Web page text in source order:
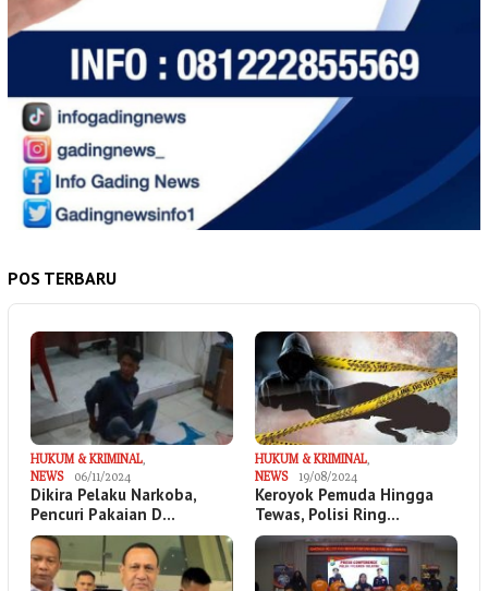
POS TERBARU
HUKUM & KRIMINAL
NEWS
06/11/2024
Dikira Pelaku Narkoba,
Pencuri Pakaian D…
HUKUM & KRIMINAL
NEWS
19/08/2024
Keroyok Pemuda Hingga
Tewas, Polisi Ring…